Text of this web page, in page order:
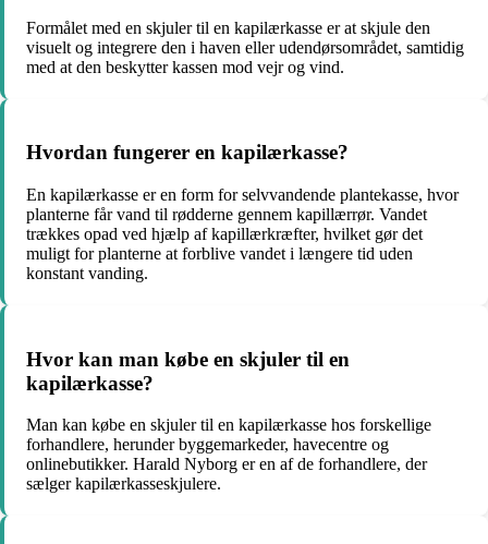
Formålet med en skjuler til en kapilærkasse er at skjule den
visuelt og integrere den i haven eller udendørsområdet, samtidig
med at den beskytter kassen mod vejr og vind.
Hvordan fungerer en kapilærkasse?
En kapilærkasse er en form for selvvandende plantekasse, hvor
planterne får vand til rødderne gennem kapillærrør. Vandet
trækkes opad ved hjælp af kapillærkræfter, hvilket gør det
muligt for planterne at forblive vandet i længere tid uden
konstant vanding.
Hvor kan man købe en skjuler til en
kapilærkasse?
Man kan købe en skjuler til en kapilærkasse hos forskellige
forhandlere, herunder byggemarkeder, havecentre og
onlinebutikker. Harald Nyborg er en af de forhandlere, der
sælger kapilærkasseskjulere.